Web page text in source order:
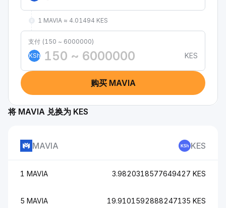
1 MAVIA ≈ 4.01494 KES
支付 (150 ~ 6000000)
KSh
KES
购买 MAVIA
将 MAVIA 兑换为 KES
MAVIA KES
1 MAVIA 3.9820318577649427 KES
5 MAVIA 19.9101592888247135 KES